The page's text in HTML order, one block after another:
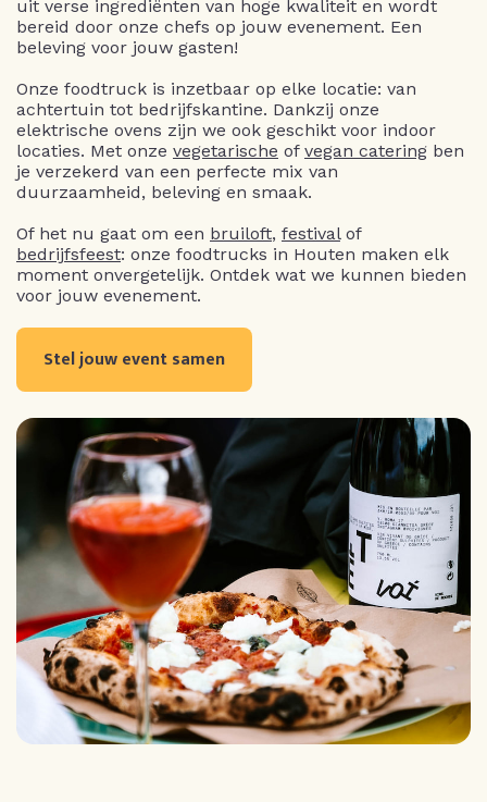
uit verse ingrediënten van hoge kwaliteit en wordt
bereid door onze chefs op jouw evenement. Een
beleving voor jouw gasten!
Onze foodtruck is inzetbaar op elke locatie: van
achtertuin tot bedrijfskantine. Dankzij onze
elektrische ovens zijn we ook geschikt voor indoor
locaties. Met onze vegetarische of vegan catering ben
je verzekerd van een perfecte mix van
duurzaamheid, beleving en smaak.
Of het nu gaat om een bruiloft, festivalof
bedrijfsfeest: onze foodtrucks in Houten maken elk
moment onvergetelijk. Ontdek wat we kunnen bieden
voor jouw evenement.
Stel jouw event samen